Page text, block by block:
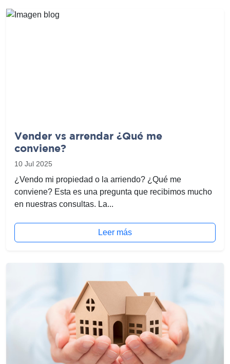
Vender vs arrendar ¿Qué me
conviene?
10 Jul 2025
¿Vendo mi propiedad o la arriendo? ¿Qué me
conviene? Esta es una pregunta que recibimos mucho
en nuestras consultas. La...
Leer más